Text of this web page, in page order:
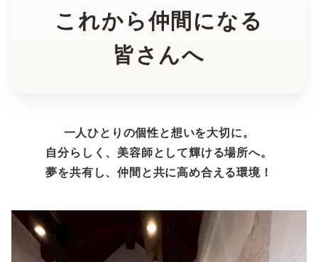
これから仲間になる
皆さんへ
一人ひとりの個性と想いを大切に。
自分らしく、美容師として輝ける場所へ。
夢を共有し、仲間と共に高め合える環境！